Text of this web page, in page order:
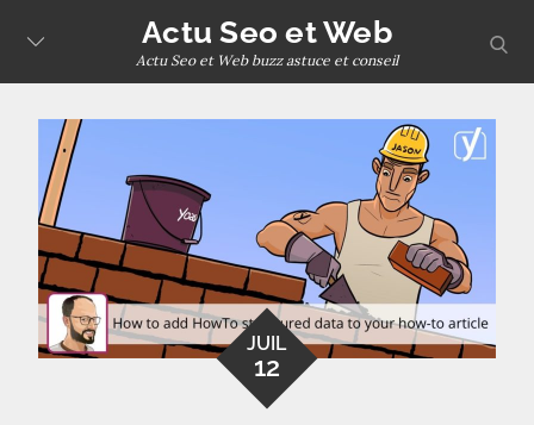
content
Actu Seo et Web
Actu Seo et Web buzz astuce et conseil
JUIL
12